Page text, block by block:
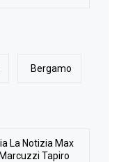
Bergamo
La Notizia Max
Tapiro